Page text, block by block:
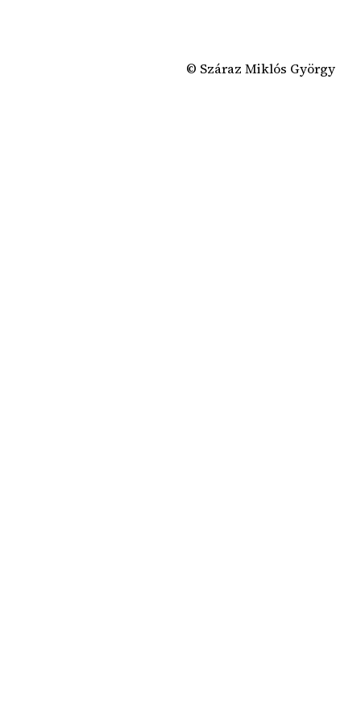
© Száraz Miklós György